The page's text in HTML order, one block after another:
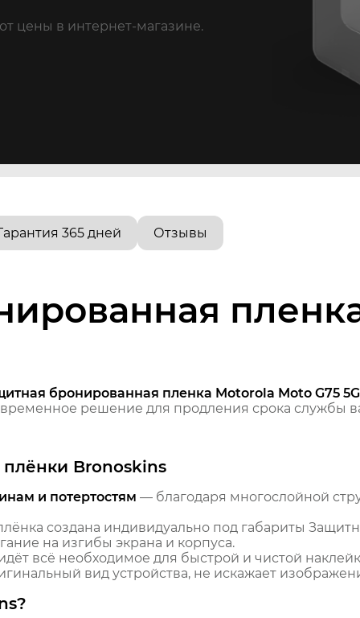
цены в интернет-магазине.
365 дней Отзывы
бронированная пленка Motorola Moto G75 5G
решение для продления срока службы
Bronoskins
и потертостям — благодаря многослойной
создана индивидуально под габариты
на изгибы экрана и корпуса.
всё необходимое для быстрой и чистой
вид устройства, не искажает